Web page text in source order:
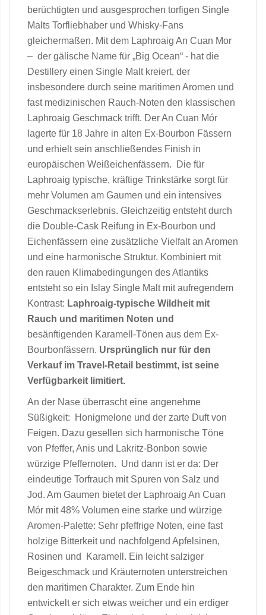
berüchtigten und ausgesprochen torfigen Single
Malts Torfliebhaber und Whisky-Fans
gleichermaßen. Mit dem Laphroaig An Cuan Mor
– der gälische Name für „Big Ocean“ - hat die
Destillery einen Single Malt kreiert, der
insbesondere durch seine maritimen Aromen und
fast medizinischen Rauch-Noten den klassischen
Laphroaig Geschmack trifft. Der An Cuan Mór
lagerte für 18 Jahre in alten Ex-Bourbon Fässern
und erhielt sein anschließendes Finish in
europäischen Weißeichenfässern. Die für
Laphroaig typische, kräftige Trinkstärke sorgt für
mehr Volumen am Gaumen und ein intensives
Geschmackserlebnis. Gleichzeitig entsteht durch
die Double-Cask Reifung in Ex-Bourbon und
Eichenfässern eine zusätzliche Vielfalt an Aromen
und eine harmonische Struktur. Kombiniert mit
den rauen Klimabedingungen des Atlantiks
entsteht so ein Islay Single Malt mit aufregendem
Kontrast: Laphroaig-typische Wildheit mit
Rauch und maritimen Noten und
besänftigenden Karamell-Tönen aus dem Ex-
Bourbonfässern. Ursprünglich nur für den
Verkauf im Travel-Retail bestimmt, ist seine
Verfügbarkeit limitiert.
An der Nase überrascht eine angenehme
Süßigkeit: Honigmelone und der zarte Duft von
Feigen. Dazu gesellen sich harmonische Töne
von Pfeffer, Anis und Lakritz-Bonbon sowie
würzige Pfeffernoten. Und dann ist er da: Der
eindeutige Torfrauch mit Spuren von Salz und
Jod. Am Gaumen bietet der Laphroaig An Cuan
Mór mit 48% Volumen eine starke und würzige
Aromen-Palette: Sehr pfeffrige Noten, eine fast
holzige Bitterkeit und nachfolgend Apfelsinen,
Rosinen und Karamell. Ein leicht salziger
Beigeschmack und Kräuternoten unterstreichen
den maritimen Charakter. Zum Ende hin
entwickelt er sich etwas weicher und ein erdiger